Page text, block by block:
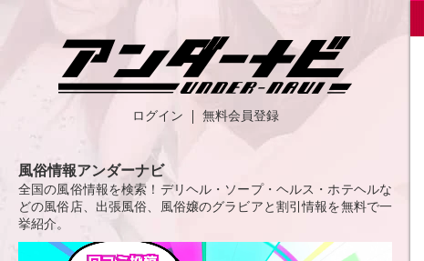
ログイン 無料会員登録
風俗情報アンダーナビ
全国の風俗情報を検索！デリヘル・ソープ・ヘルス・ホテヘルな
どの風俗店、出張風俗、風俗嬢のグラビアと割引情報を無料で一
挙紹介。